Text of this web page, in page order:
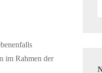
im Rahmen der